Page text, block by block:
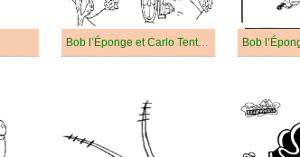
Bob l’Éponge et Carlo Tentacule Drôles